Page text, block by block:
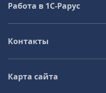
Работа в 1С‑Рарус
Контакты
Карта сайта